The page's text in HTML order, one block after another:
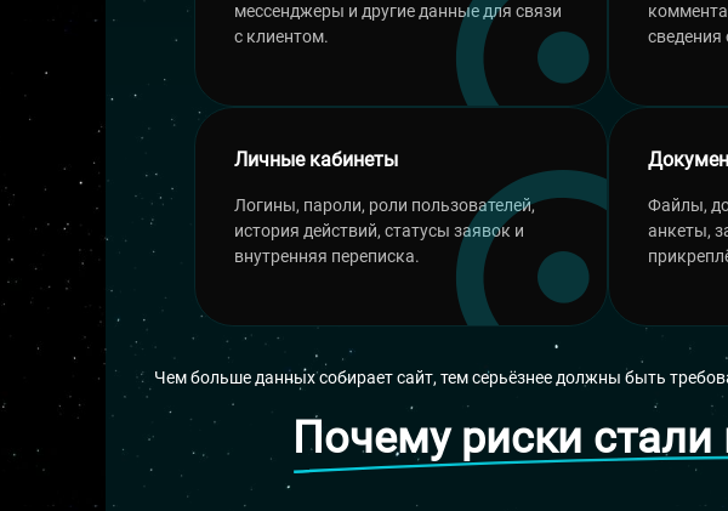
мессенджеры и другие данные для связи
с клиентом.
Личные кабинеты
Логины, пароли, роли пользователей,
история действий, статусы заявок и
внутренняя переписка.
Файлы,
анкеты,
Чем больше данных собирает сайт, тем серьёзнее должны быть
Почему риски